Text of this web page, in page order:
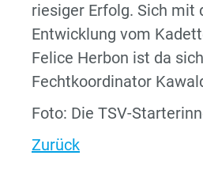
riesiger Erfolg. Sich mit
Entwicklung vom
Felice Herbon ist da
Fechtkoordinator
Foto: Die TSV-
Zurück